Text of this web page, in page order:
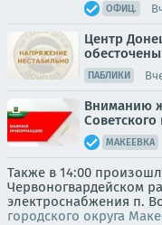
ОФИЦ.
Центр
обесточены
ПАБЛИКИ
Вниманию
МАКЕЕВКА
Также в 14:00
Червоногвардейском
электроснабжения п.
городского округа